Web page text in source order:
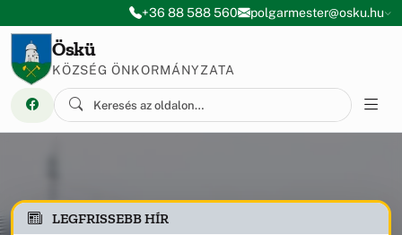
Ugrás a menüre
Ugrás a tartalomra+36 88 588 560 polgarmester@osku.hu
Öskü
KÖZSÉG ÖNKORMÁNYZATA
LEGFRISSEBB HÍR